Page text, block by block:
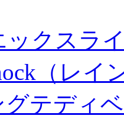
クスラ
（レイ
テディ